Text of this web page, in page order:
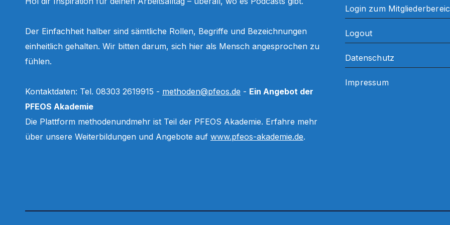
Der Einfachheit halber sind sämtliche Rollen, Begriffe und Bezeichnungen
einheitlich gehalten. Wir bitten darum, sich hier als Mensch angesprochen zu
fühlen.
Kontaktdaten: Tel. 08303 2619915 - methoden@pfeos.de - Ein Angebot der
PFEOS Akademie
Die Plattform methodenundmehr ist Teil der PFEOS Akademie. Erfahre mehr
über unsere Weiterbildungen und Angebote auf www.pfeos-akademie.de.
Login zum
Logout
Datenschutz
Impressum